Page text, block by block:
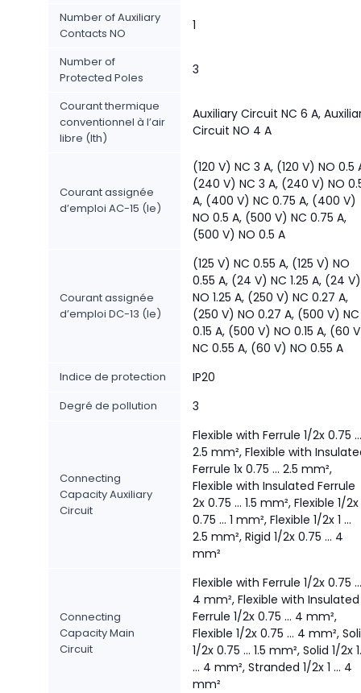
Number of Auxiliary
Contacts NO
1
Number of
Protected Poles
3
Courant thermique
conventionnel à l’air
libre (Ith)
Auxiliary Circuit NC 6 A,
Circuit NO 4 A
Courant assignée
d’emploi AC-15 (Ie)
(120 V) NC 3 A, (120 V) NO 0.5
(240 V) NC 3 A, (240 V) NO
A, (400 V) NC 0.75 A, (400 V)
NO 0.5 A, (500 V) NC 0.75 A,
(500 V) NO 0.5 A
Courant assignée
d’emploi DC-13 (Ie)
(125 V) NC 0.55 A, (125 V) NO
0.55 A, (24 V) NC 1.25 A, (24 V)
NO 1.25 A, (250 V) NC 0.27 A,
(250 V) NO 0.27 A, (500 V) NC
0.15 A, (500 V) NO 0.15 A, (60
NC 0.55 A, (60 V) NO 0.55 A
Indice de protection IP20
Degré de pollution 3
Connecting
Capacity Auxiliary
Circuit
Flexible with Ferrule 1/2x 0.75 ...
2.5 mm², Flexible with
Ferrule 1x 0.75 ... 2.5 mm²,
Flexible with Insulated Ferrule
2x 0.75 ... 1.5 mm², Flexible 1/2x
0.75 ... 1 mm², Flexible 1/2x 1 ...
2.5 mm², Rigid 1/2x 0.75 ... 4
mm²
Connecting
Capacity Main
Circuit
Flexible with Ferrule 1/2x 0.75 ...
4 mm², Flexible with Insulated
Ferrule 1/2x 0.75 ... 4 mm²,
Flexible 1/2x 0.75 ... 4 mm²,
1/2x 0.75 ... 1.5 mm², Solid 1/2x
... 4 mm², Stranded 1/2x 1 ... 4
mm²